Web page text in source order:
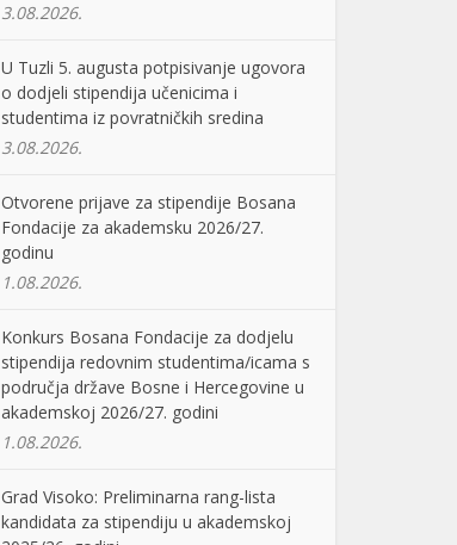
3.08.2026.
U Tuzli 5. augusta potpisivanje ugovora
o dodjeli stipendija učenicima i
studentima iz povratničkih sredina
3.08.2026.
Otvorene prijave za stipendije Bosana
Fondacije za akademsku 2026/27.
godinu
1.08.2026.
Konkurs Bosana Fondacije za dodjelu
stipendija redovnim studentima/icama s
područja države Bosne i Hercegovine u
akademskoj 2026/27. godini
1.08.2026.
Grad Visoko: Preliminarna rang-lista
kandidata za stipendiju u akademskoj